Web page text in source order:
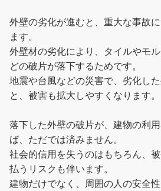
外壁の劣化が進むと、重大な事故
ます。
外壁材の劣化により、タイルやモ
どの破片が落下するためです。
地震や台風などの災害で、劣化し
と、被害も拡大しやすくなります。
落下した外壁の破片が、建物の利
ば、ただでは済みません。
社会的信用を失うのはもちろん、
払うリスクも伴います。
建物だけでなく、周囲の人の安全